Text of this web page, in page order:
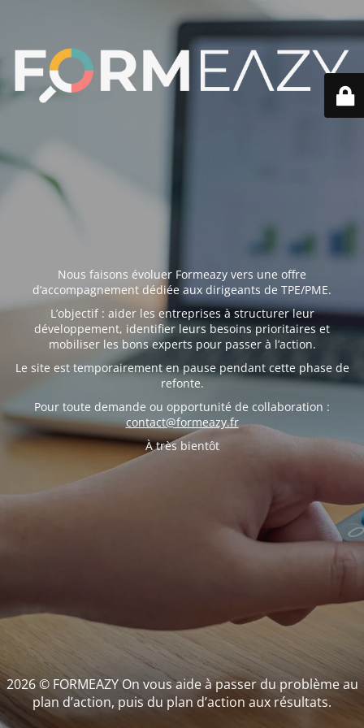
Nous faisons évoluer Formeazy vers une offre
d’accompagnement dédiée aux dirigeants de TPE/PME.
L’objectif : aider les entreprises à structurer leur
développement, identifier leurs besoins prioritaires et
mobiliser les bons experts pour passer à l’action.
Le site est temporairement en pause pendant cette phase de
refonte.
Pour toute demande ou opportunité de collaboration :
contact@formeazy.fr
À très bientôt
2026 © FORMEAZY On vous aide à passer du problème au
plan d’action, puis du plan d’action aux résultats.